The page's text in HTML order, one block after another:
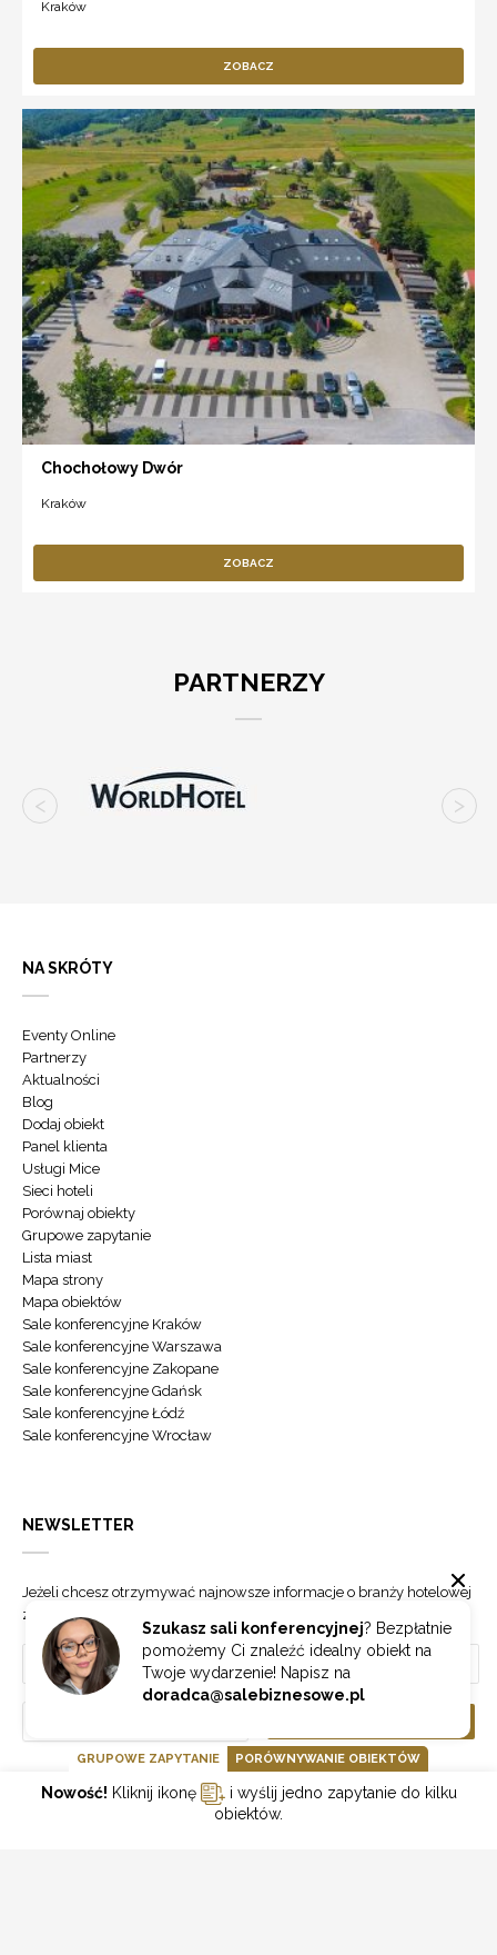
Kraków
ZOBACZ
Chochołowy Dwór
Kraków
ZOBACZ
PARTNERZY
Szukasz sali konferencyjnej? Bezpłatnie
pomożemy Ci znaleźć idealny obiekt na
Twoje wydarzenie! Napisz na
doradca@salebiznesowe.pl
NA SKRÓTY
Eventy Online
Partnerzy
Aktualności
Blog
Dodaj obiekt
Panel klienta
Usługi Mice
Sieci hoteli
Porównaj obiekty
Grupowe zapytanie
Lista miast
Mapa strony
Mapa obiektów
Sale konferencyjne Kraków
Sale konferencyjne Warszawa
Sale konferencyjne Zakopane
Sale konferencyjne Gdańsk
Sale konferencyjne Łódź
Sale konferencyjne Wrocław
NEWSLETTER
Jeżeli chcesz otrzymywać najnowsze informacje o branży hotelowej
zapisz się do naszego newslettera.
GOONLINE.PL SPÓŁKA Z OGRANICZONĄ ODPOWIEDZIALNOŚCIĄ SP.K.
GRUPOWE ZAPYTANIE PORÓWNYWANIE OBIEKTÓW
Nowość! Kliknij ikonę
i wyślij jedno zapytanie do kilku
obiektów.